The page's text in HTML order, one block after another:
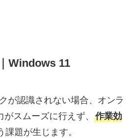
Windows 11
が認識されない場合、オンラ
スムーズに行えず、 作業効
課題が生じます。